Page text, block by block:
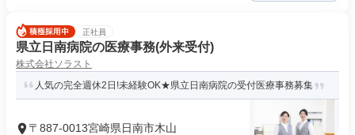
正社員
県立日南病院の医療事務(外来受付)
株式会社ソラスト
人気の完全週休2日!未経験OK★県立日南病院の受付医療事務募集
〒887-0013宮崎県日南市木山